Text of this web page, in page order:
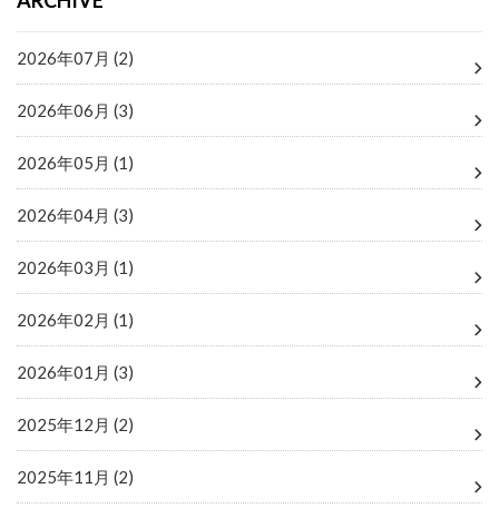
2026年07月 (2)
2026年06月 (3)
2026年05月 (1)
2026年04月 (3)
2026年03月 (1)
2026年02月 (1)
2026年01月 (3)
2025年12月 (2)
2025年11月 (2)